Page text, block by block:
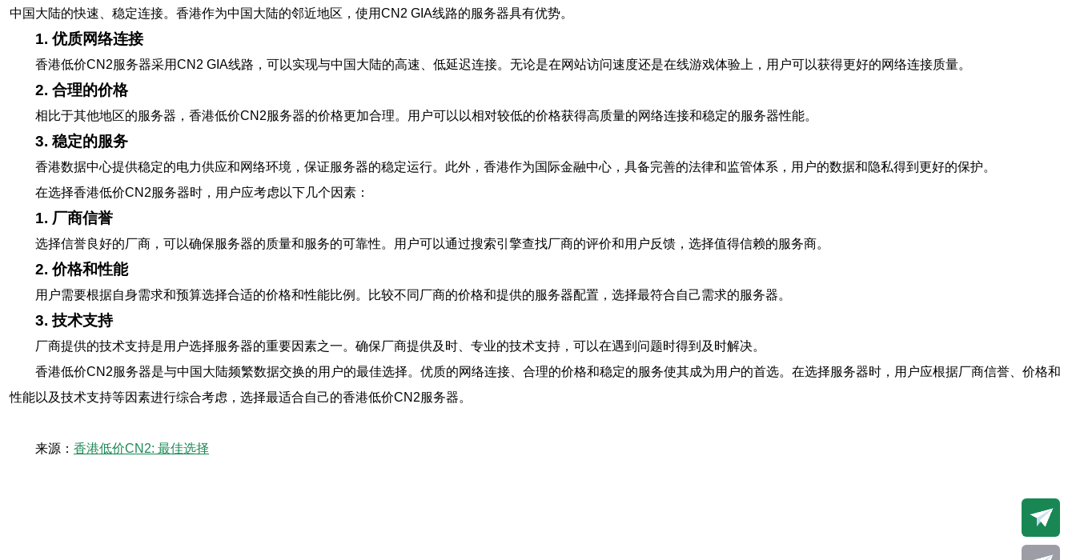
中国大陆的快速、稳定连接。香港作为中国大陆的邻近地区，使用CN2 GIA线路的服务器具有优势。
1. 优质网络连接
香港低价CN2服务器采用CN2 GIA线路，可以实现与中国大陆的高速、低延迟连接。无论是在网站访问速度还是在线游戏体验上，用户可以获得更好的网络连接质量。
2. 合理的价格
相比于其他地区的服务器，香港低价CN2服务器的价格更加合理。用户可以以相对较低的价格获得高质量的网络连接和稳定的服务器性能。
3. 稳定的服务
香港数据中心提供稳定的电力供应和网络环境，保证服务器的稳定运行。此外，香港作为国际金融中心，具备完善的法律和监管体系，用户的数据和隐私得到更好的保护。
在选择香港低价CN2服务器时，用户应考虑以下几个因素：
1. 厂商信誉
选择信誉良好的厂商，可以确保服务器的质量和服务的可靠性。用户可以通过搜索引擎查找厂商的评价和用户反馈，选择值得信赖的服务商。
2. 价格和性能
用户需要根据自身需求和预算选择合适的价格和性能比例。比较不同厂商的价格和提供的服务器配置，选择最符合自己需求的服务器。
3. 技术支持
厂商提供的技术支持是用户选择服务器的重要因素之一。确保厂商提供及时、专业的技术支持，可以在遇到问题时得到及时解决。
香港低价CN2服务器是与中国大陆频繁数据交换的用户的最佳选择。优质的网络连接、合理的价格和稳定的服务使其成为用户的首选。在选择服务器时，用户应根据厂商信誉、价格和
性能以及技术支持等因素进行综合考虑，选择最适合自己的香港低价CN2服务器。
来源： 香港低价CN2: 最佳选择